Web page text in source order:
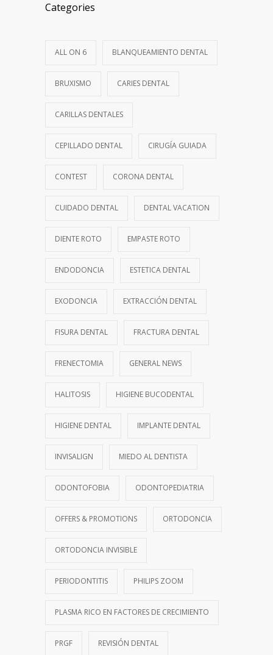
Categories
ALL ON 6 BLANQUEAMIENTO DENTAL
BRUXISMO CARIES DENTAL
CARILLAS DENTALES
CEPILLADO DENTAL CIRUGÍA GUIADA
CONTEST CORONA DENTAL
CUIDADO DENTAL DENTAL VACATION
DIENTE ROTO EMPASTE ROTO
ENDODONCIA ESTETICA DENTAL
EXODONCIA EXTRACCIÓN DENTAL
FISURA DENTAL FRACTURA DENTAL
FRENECTOMIA GENERAL NEWS
HALITOSIS HIGIENE BUCODENTAL
HIGIENE DENTAL IMPLANTE DENTAL
INVISALIGN MIEDO AL DENTISTA
ODONTOFOBIA ODONTOPEDIATRIA
OFFERS & PROMOTIONS ORTODONCIA
ORTODONCIA INVISIBLE
PERIODONTITIS PHILIPS ZOOM
PLASMA RICO EN FACTORES DE CRECIMIENTO
PRGF REVISIÓN DENTAL